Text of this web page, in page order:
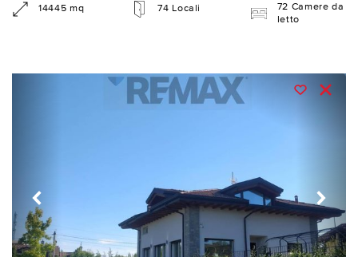
14445 mq 74 Locali
72 Camere da
letto